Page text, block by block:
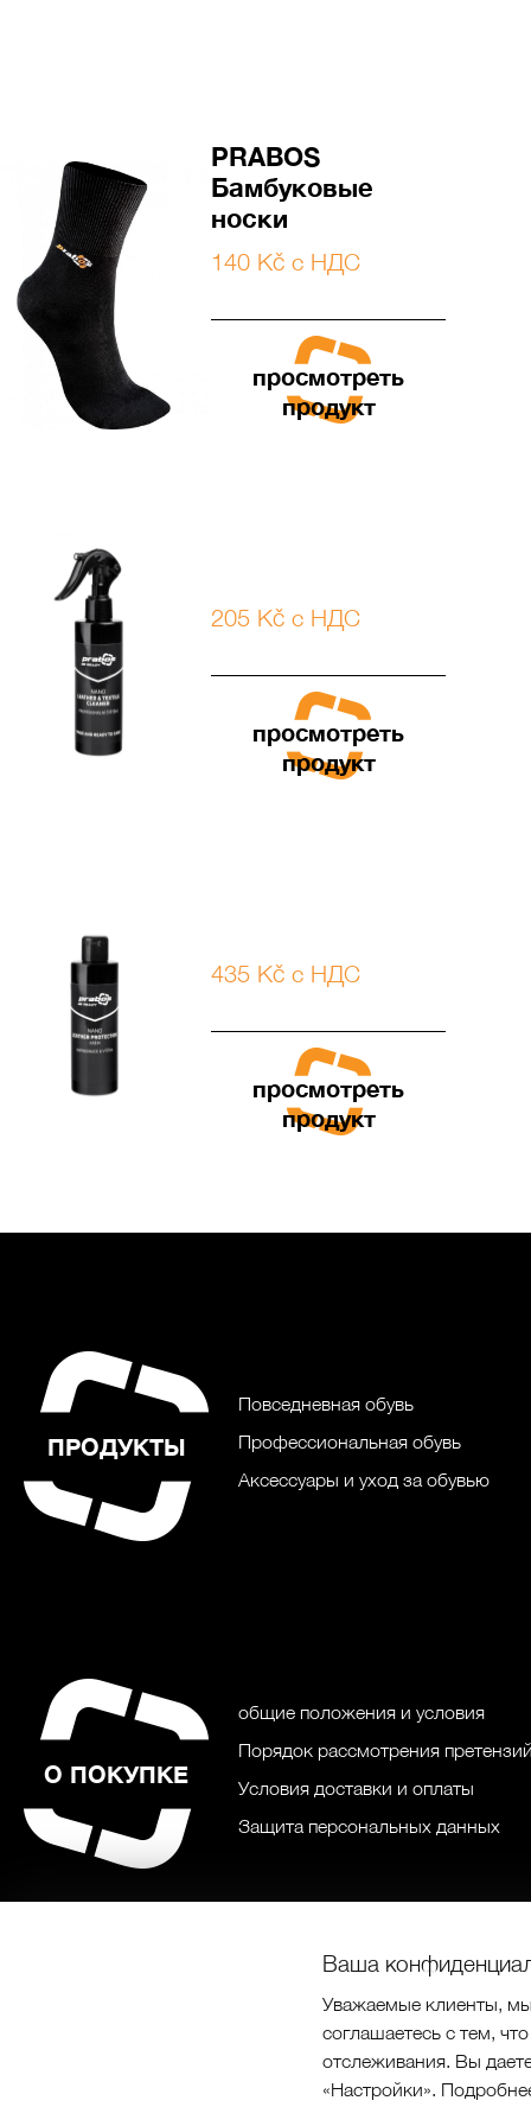
Ваша
Уважаемые клиенты,
соглашаетесь с тем,
отслеживания. Вы
«Настройки».
PRABOS
Бамбуковые
носки
140 Kč с НДС
просмотреть
продукт
205 Kč с НДС
просмотреть
продукт
435 Kč с НДС
просмотреть
продукт
ПРОДУКТЫ
Повседневная обувь
Профессиональная обувь
Аксессуары и уход за обувью
О ПОКУПКЕ
общие положения и условия
Порядок рассмотрения
Условия доставки и оплаты
Защита персональных данных
© Prabos